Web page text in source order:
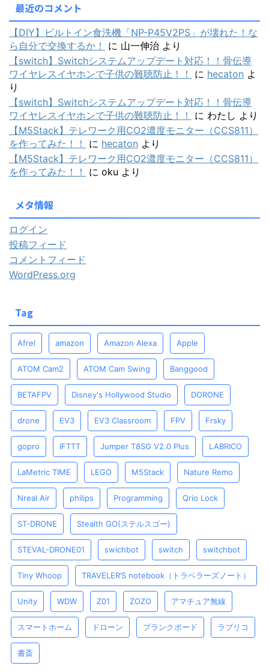
最近のコメント
【DIY】ビルトイン食洗機「NP-P45V2PS」が壊れた！な
ら自分で交換するか！
に 山一伸治 より
【switch】Switchシステムアップデート対応！！骨伝導
ワイヤレスイヤホンで子供の難聴防止！！
に hecaton よ
り
【switch】Switchシステムアップデート対応！！骨伝導
ワイヤレスイヤホンで子供の難聴防止！！
に わたし より
【M5Stack】テレワーク用CO2濃度モニター（CCS811）
を作ってみた！！
に hecaton より
【M5Stack】テレワーク用CO2濃度モニター（CCS811）
を作ってみた！！
に oku より
メタ情報
ログイン
投稿フィード
コメントフィード
WordPress.org
Tag
Afrel amazon Amazon Alexa Apple
ATOM Cam2 ATOM Cam Swing Banggood
BETAFPV Disney's Hollywood Studio DORONE
drone EV3 EV3 Classroom FPV Frsky
gopro IFTTT Jumper T8SG V2.0 Plus LABRICO
LaMetric TIME LEGO M5Stack Nature Remo
Nreal Air philips Programming Qrio Lock
ST-DRONE Stealth GO(ステルスゴー)
STEVAL-DRONE01 swichbot switch switchbot
Tiny Whoop TRAVELER’S notebook（トラベラーズノート）
Unity WDW Z01 ZOZO アマチュア無線
スマートホーム ドローン プランクボード ラブリコ
書斎